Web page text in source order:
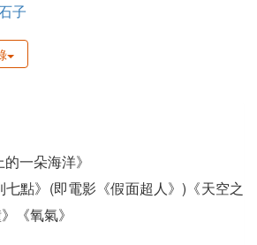
子
一朵海洋》
七點》(即電影《假面超人》)《天空之
《氧氣》